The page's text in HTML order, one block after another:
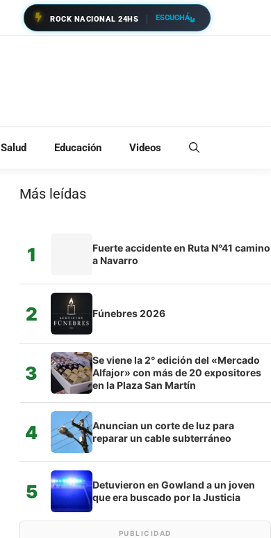
ROCK NACIONAL 24HS ESCUCHÁ
Salud Educación Videos
Más leídas
1
Fuerte accidente en Ruta N°41 camino
a Navarro
2 Fúnebres 2026
3
Se viene la 2° edición del «Mercado
Alfajor» con más de 20 expositores
en la Plaza San Martín
4
Anuncian un corte de luz para
reparar un cable subterráneo
5
Detuvieron en Gowland a un joven
que era buscado por la Justicia
PUBLICIDAD